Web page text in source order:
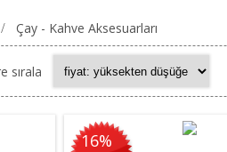
/ Çay - Kahve Aksesuarları
sırala
16%